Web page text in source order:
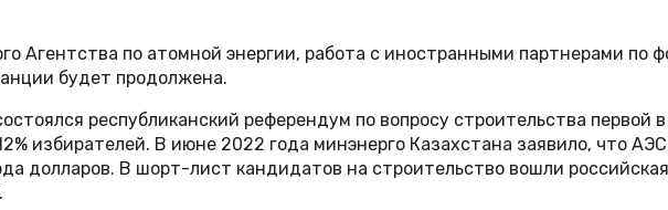
Агентства по атомной энергии, работа с иностранными партнерами
будет продолжена.
республиканский референдум по вопросу строительства
избирателей. В июне 2022 года минэнерго Казахстана заявило, что
долларов. В шорт-лист кандидатов на строительство вошли российская